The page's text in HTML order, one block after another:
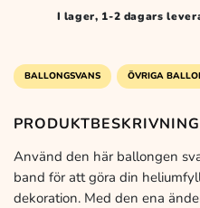
mängd
I lager, 1-2 dagars
BALLONGSVANS ÖVRIGA
PRODUKTBESKRIVNING
Använd den här ballongen
band för att göra din
dekoration. Med den ena